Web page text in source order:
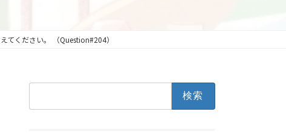
てください。 （Question#204）